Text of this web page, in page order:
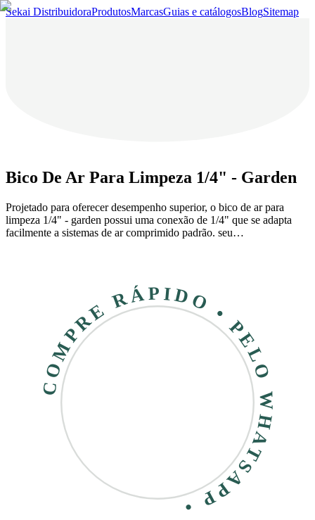
Sekai DistribuidoraProdutosMarcasGuias e catálogosBlogSitemap
Bico De Ar Para Limpeza 1/4" - Garden
Projetado para oferecer desempenho superior, o bico de ar para
limpeza 1/4" - garden possui uma conexão de 1/4" que se adapta
facilmente a sistemas de ar comprimido padrão. seu…
COMPRE RÁPIDO • PELO WHATSAPP •